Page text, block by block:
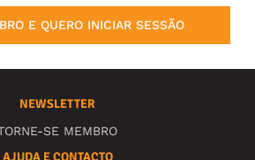
E QUERO INICIAR SESSÃO
NEWSLETTER
SE MEMBRO
AJUDA E CONTACTO